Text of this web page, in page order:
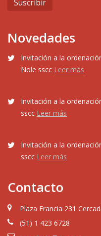
Novedades
Invitación a la
Nole sscc Leer más
Invitación a la
sscc Leer más
Invitación a la
sscc Leer más
Contacto
Plaza Francia 231
(51) 1 423 6728